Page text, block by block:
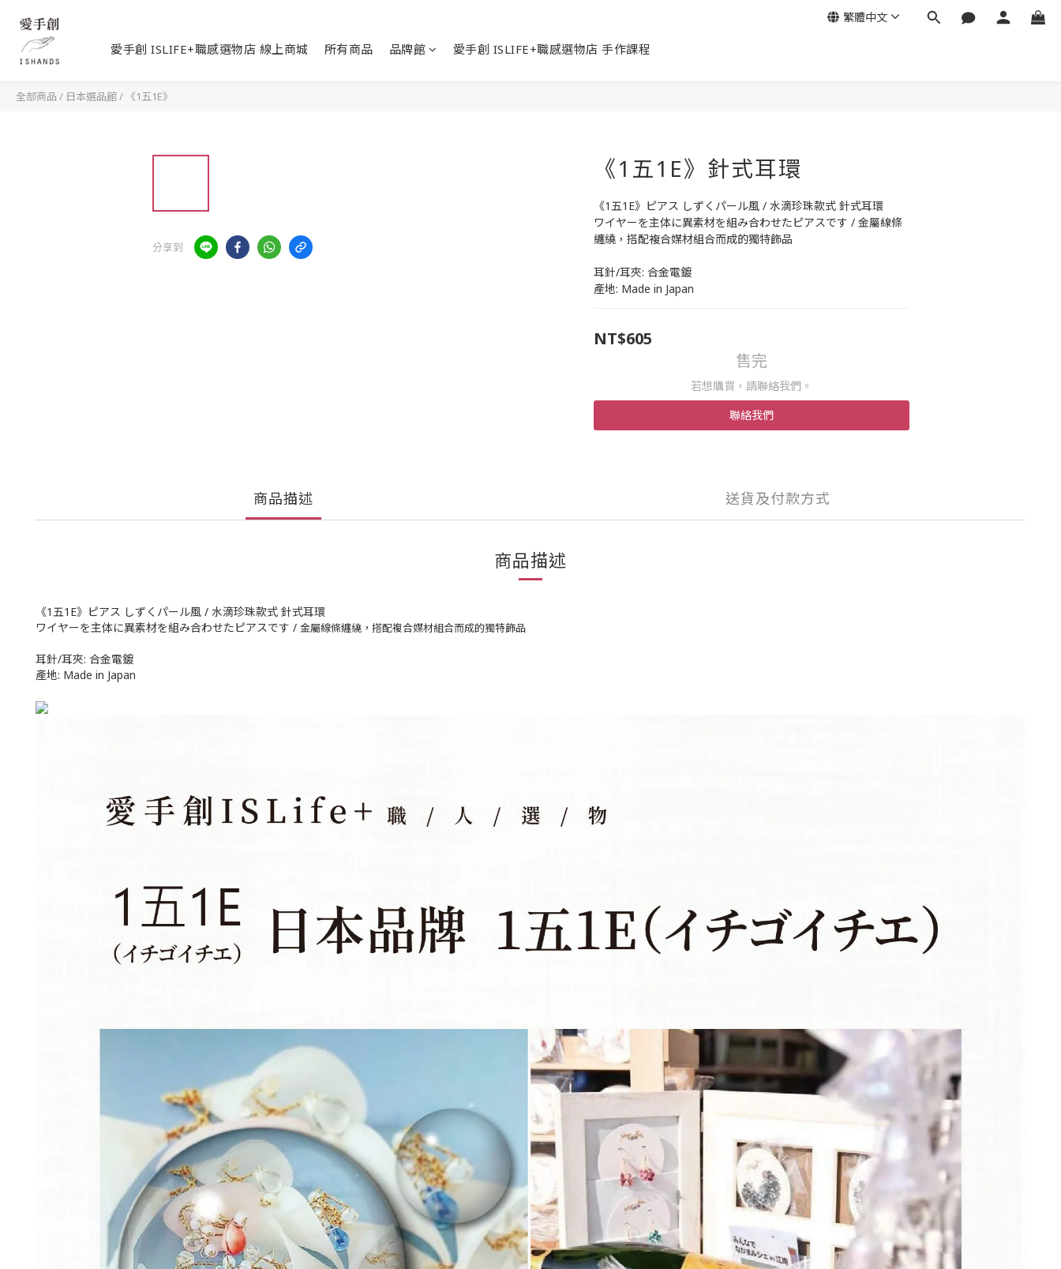
愛手創 ISLIFE+職感選物店 線上商城 所有商品 品牌館 愛手創 ISLIFE+職感選物店 手作課程
繁體中文
全部商品 / 日本選品館/ 《1五1E》
分享到
《1五1E》針式耳環
《1五1E》ピアス しずくパール風 / 水滴珍珠款式 針式耳環
ワイヤーを主体に異素材を組み合わせたピアスです / 金屬線條
纏繞，搭配複合媒材組合而成的獨特飾品
耳針/耳夾: 合金電鍍
產地: Made in Japan
NT$605
售完
若想購買，請聯絡我們。
聯絡我們
商品描述 送貨及付款方式
商品描述
《1五1E》ピアス しずくパール風 / 水滴珍珠款式 針式耳環
ワイヤーを主体に異素材を組み合わせたピアスです / 金屬線條纏繞，搭配複合媒材組合而成的獨特飾品
耳針/耳夾: 合金電鍍
產地: Made in Japan